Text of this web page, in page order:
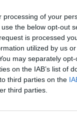
processing of your
the below opt-out
is processed
utilized by us
may separately
on the IAB’s list of
third parties on the
third parties.